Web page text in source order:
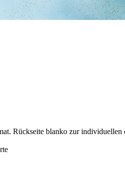
Rückseite blanko zur individuellen